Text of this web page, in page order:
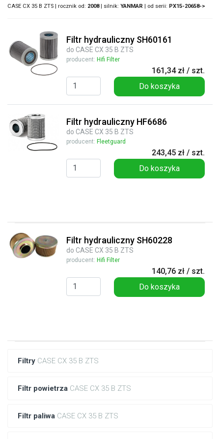
Filtry CASE CX 35 B ZTS
Filtr powietrza CASE CX 35 B ZTS
Filtr paliwa CASE CX 35 B ZTS
CASE CX 35 B ZTS | rocznik od: 2008| silnik: YANMAR | od serii: PX15-20658->
Filtr hydrauliczny SH60161
do CASE CX 35 B ZTS
producent: Hifi Filter
161,34 zł / szt.
Do koszyka
Filtr hydrauliczny HF6686
do CASE CX 35 B ZTS
producent: Fleetguard
243,45 zł / szt.
Do koszyka
Filtr hydrauliczny SH60228
do CASE CX 35 B ZTS
producent: Hifi Filter
140,76 zł / szt.
Do koszyka